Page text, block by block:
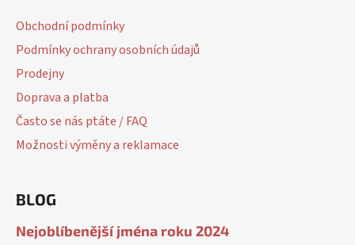
Obchodní podmínky
Podmínky ochrany osobních údajů
Prodejny
Doprava a platba
Často se nás ptáte / FAQ
Možnosti výměny a reklamace
BLOG
Nejoblíbenější jména roku 2024